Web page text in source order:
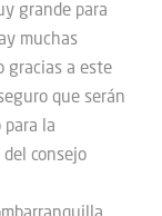
grande para
muchas
gracias a este
que serán
para la
del consejo